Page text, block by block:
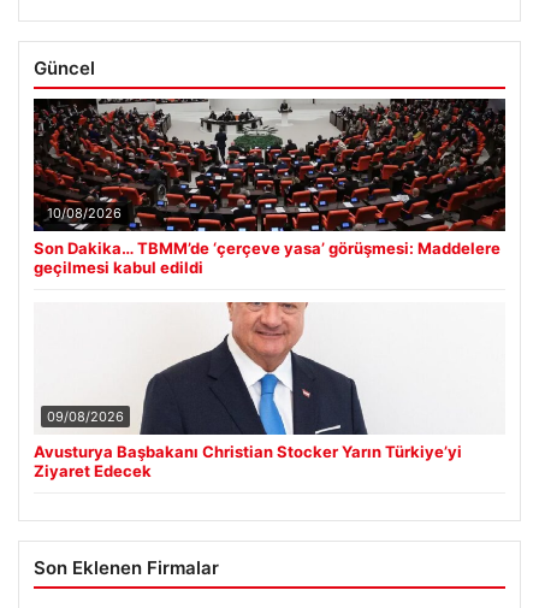
Güncel
10/08/2026
Son Dakika… TBMM’de ‘çerçeve yasa’ görüşmesi: Maddelere
geçilmesi kabul edildi
09/08/2026
Avusturya Başbakanı Christian Stocker Yarın Türkiye’yi
Ziyaret Edecek
Son Eklenen Firmalar